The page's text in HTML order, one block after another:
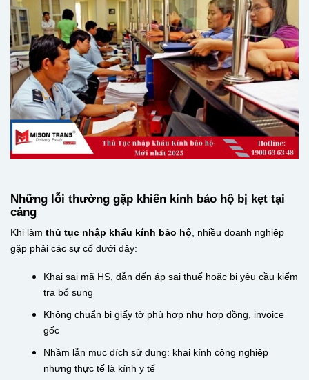
Những lỗi thường gặp khiến kính bảo hộ bị kẹt tại
cảng
Khi làm thủ tục nhập khẩu kính bảo hộ , nhiều doanh nghiệp
gặp phải các sự cố dưới đây:
Khai sai mã HS, dẫn đến áp sai thuế hoặc bị yêu cầu kiểm
tra bổ sung
Không chuẩn bị giấy tờ phù hợp như hợp đồng, invoice
gốc
Nhầm lẫn mục đích sử dụng: khai kính công nghiệp
nhưng thực tế là kính y tế